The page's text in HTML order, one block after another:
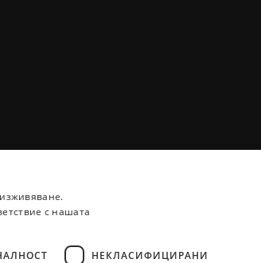
с нашата
НЕКЛАСИФИЦИРАНИ